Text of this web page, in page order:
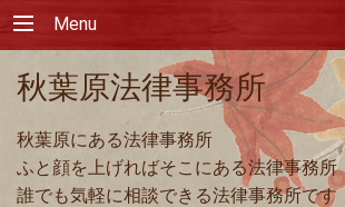
Menu
秋葉原法律事務所
秋葉原にある法律事務所
ふと顔を上げればそこにある法律事務所
誰でも気軽に相談できる法律事務所です